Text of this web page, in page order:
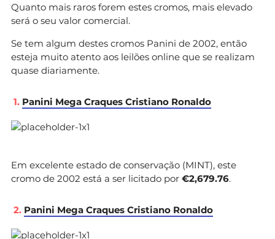
Quanto mais raros forem estes cromos, mais elevado
será o seu valor comercial.
Se tem algum destes cromos Panini de 2002, então
esteja muito atento aos leilões online que se realizam
quase diariamente.
1. Panini Mega Craques Cristiano Ronaldo
Em excelente estado de conservação (MINT), este
cromo de 2002 está a ser licitado por €2,679.76.
2. Panini Mega Craques Cristiano Ronaldo